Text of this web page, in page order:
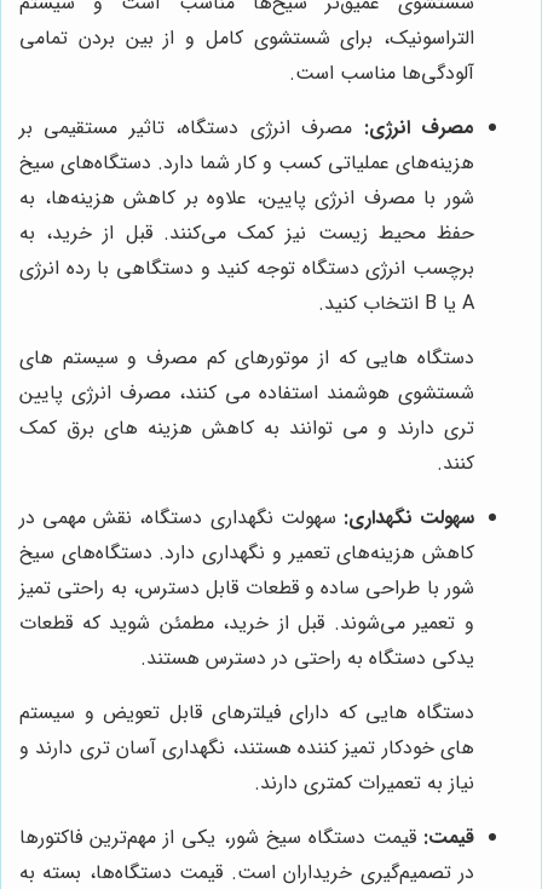
التراسونیک، برای شستشوی کامل و از بین بردن تمامی
آلودگی‌ها مناسب است.
مصرف انرژی: مصرف انرژی دستگاه، تاثیر مستقیمی بر
هزینه‌های عملیاتی کسب و کار شما دارد. دستگاه‌های سیخ
شور با مصرف انرژی پایین، علاوه بر کاهش هزینه‌ها، به
حفظ محیط زیست نیز کمک می‌کنند. قبل از خرید، به
برچسب انرژی دستگاه توجه کنید و دستگاهی با رده انرژی
A یا B انتخاب کنید.
دستگاه هایی که از موتورهای کم مصرف و سیستم های
شستشوی هوشمند استفاده می کنند، مصرف انرژی پایین
تری دارند و می توانند به کاهش هزینه های برق کمک
کنند.
سهولت نگهداری: سهولت نگهداری دستگاه، نقش مهمی در
کاهش هزینه‌های تعمیر و نگهداری دارد. دستگاه‌های سیخ
شور با طراحی ساده و قطعات قابل دسترس، به راحتی تمیز
و تعمیر می‌شوند. قبل از خرید، مطمئن شوید که قطعات
یدکی دستگاه به راحتی در دسترس هستند.
دستگاه هایی که دارای فیلترهای قابل تعویض و سیستم
های خودکار تمیز کننده هستند، نگهداری آسان تری دارند و
نیاز به تعمیرات کمتری دارند.
قیمت: قیمت دستگاه سیخ شور، یکی از مهم‌ترین فاکتورها
در تصمیم‌گیری خریداران است. قیمت دستگاه‌ها، بسته به